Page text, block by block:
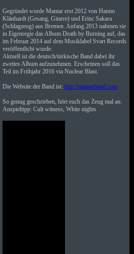
Gegründet wurde Mantar erst 2012 von Hanno
Klänhardt (Gesang, Gitarre) und Erinc Sakara
(Schlagzeug) aus Bremen. Anfang 2013 nahmen sie
in Eigenregie das Album Death by Burning auf, das
im Februar 2014 auf dem Musiklabel Svart Records
veröffentlicht wurde.
Aktuell ist die deutsch/türkische Band dabei ihr
zweites Album aufzunehmen. Erscheinen soll das
Teil im Frühjahr 2016 via Nuclear Blast.
Die Website der Band ist: http://mantarband.com
So genug geschrieben, hört euch das Zeug mal an:
Anspieltipp: Cult witness, White nights